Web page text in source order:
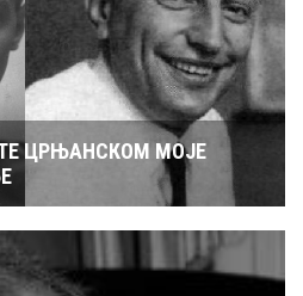
ЦРЊАНСКОМ МОЈЕ